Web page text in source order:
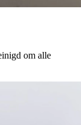
om alle